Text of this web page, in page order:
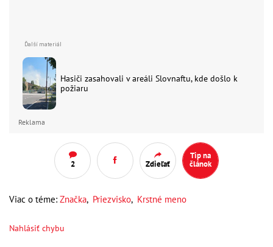
Hasiči zasahovali v areáli Slovnaftu, kde došlo k
požiaru
Reklama
2 Zdieľať
Tip na
článok
Viac o téme: Značka, Priezvisko, Krstné meno
Nahlásiť chybu